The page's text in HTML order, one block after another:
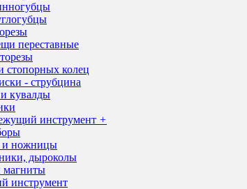
переставные
стопорных колец
- струбцина
кувалды
инструмент +
ножницы
дыроколы
магниты
инструмент